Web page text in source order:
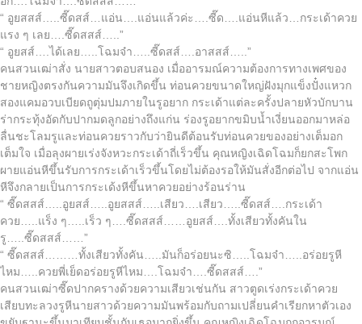
“ อูยสสส์…..ซี๊ดสส์…แอ่น….แอ่นแล้วค่ะ….ซี๊ด….แอ่นหีแล้ว…กระเด้าควย
แรง ๆ เลย….ซี๊ดสสส์…..”
“ อูยสส์….ได้เลย…..โฉมจ๋า…..ซี๊ดสส์….อาสสส์…..”
คนสวนเฒ่าสั่ง นายสาวตอบสนอง เมื่ออารมณ์ความต้องการทางเพศของ
ชายหญิงตรงกันความมันจึงเกิดขึ้น ท่อนควยขนาดใหญ่ฝังมุกแข็งปั๋งแหวก
สองแคมอวบเบียดถูตุ่มปมภายในรูอยาก กระเด้าแต่ละครั้งปลายหัวบักบาน
ร่ากระทุ้งอัดกับปากมดลูกอย่างถึงแก่น ร่องรูอยากขมิบน้ำเงี่ยนออกมาหล่อ
ลื่นชะโลมรูและท่อนควยราวกับว่ายินดีต้อนรับท่อนควยของอย่างเต็มอก
เต็มใจ เมื่อลุงผายเร่งจังหวะกระเด้าถี่เร็วขึ้น คุณหญิงเฉิดโฉมก็ยกสะโพก
ผายแอ่นหีขึ้นรับการกระเด้าเร็วขึ้นโดยไม่ต้องรอให้มันสั่งอีกต่อไป จากแอ่น
หีจึงกลายเป็นการกระเด้งหีขึ้นหาควยอย่างร้อนร่าน
“ ซี๊ดสสส์…..อูยสส์…..อูยสสส์…..เสียว….เสียว…..ซี๊ดสส์….กระเด้า
ควย…..แร็ง ๆ…..เร็ว ๆ….ซี๊ดสสส์……อูยสส์….ทั้งเสียวทั้งคันใน
รู…..ซี๊ดสสส์……”
“ ซี๊ดสสส์………ทั้งเสียวทั้งคัน…..มันก็อร่อยนะซิ…..โฉมจ๋า…..อร่อยรูหี
ไหม…..ควยพี่เย็ดอร่อยรูหีไหม….โฉมจ๋า….ซี๊ดสสส์….”
คนสวนเฒ่าซี๊ดปากครางด้วยความเสียวเช่นกัน สาวตูดเร่งกระเด้าควย
เสียบทะลวงรูหีนายสาวด้วยความมันพร้อมกับถามเปลี่ยนคำเรียกหาตัวเอง